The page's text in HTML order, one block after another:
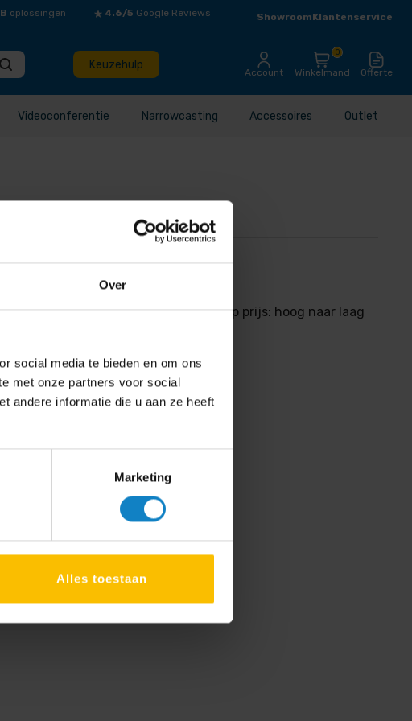
Over
social media te bieden en om ons
met onze partners voor social
andere informatie die u aan ze heeft
Marketing
Alles toestaan
oplossingen 4.6/5 Google Reviews ShowroomKlantenservice
Keuzehulp
Account Winkelmand
0
Offerte
Videoconferentie Narrowcasting Accessoires Outlet
op prijs: laag naar hoog Sorteer op prijs: hoog naar laag